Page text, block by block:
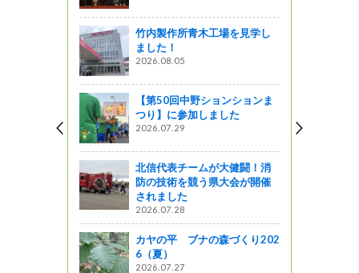
竹内製作所青木工場を見学し
ました！
2026.08.05
【第50回中野ションションま
つり】に参加しました
2026.07.29
北信代表チームが大健闘！消
防の技術を競う県大会が開催
されました
2026.07.28
カヤの平 ブナの森づくり202
6（夏）
2026.07.27